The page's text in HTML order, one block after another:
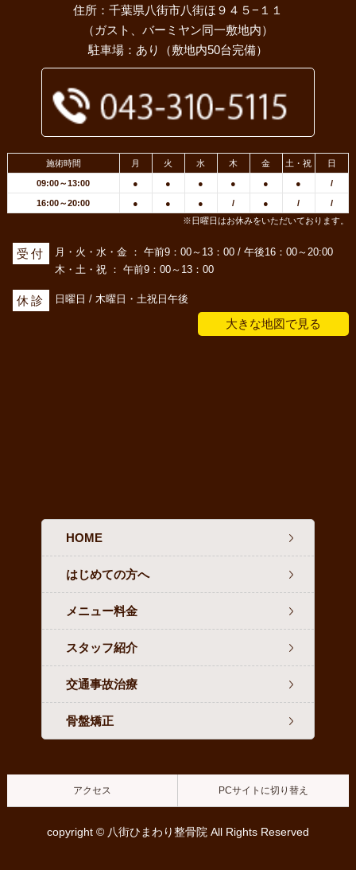
住所：千葉県八街市八街ほ９４５−１１
（ガスト、バーミヤン同一敷地内）
駐車場：あり（敷地内50台完備）
施術時間 月 火 水 木 金 土・祝 日
09:00～13:00 ● ● ● ● ● ● /
16:00～20:00 ● ● ● / ● /
/
※日曜日はお休みをいただいております。
受付
月・火・水・金 ： 午前9：00～13：00 / 午後16：00～20:00
木・土・祝 ： 午前9：00～13：00
休診 日曜日 / 木曜日・土祝日午後
大きな地図で見る
HOME
はじめての方へ
メニュー料金
スタッフ紹介
交通事故治療
骨盤矯正
アクセス PCサイトに切り替え
copyright © 八街ひまわり整骨院 All Rights Reserved